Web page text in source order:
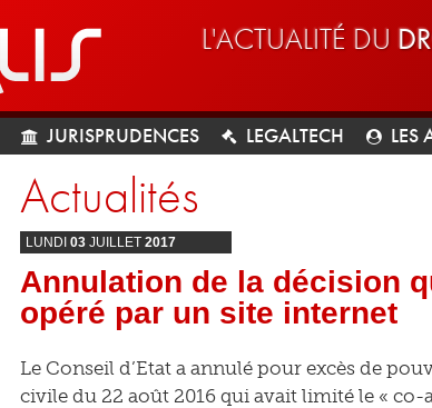
L'ACTUALITÉ DU
JURISPRUDENCES LEGALTECH LES
Actualités
LUNDI 03 JUILLET 2017
Annulation de la décision
opéré par un site internet
Le Conseil d’Etat a annulé pour excès de
civile du 22 août 2016 qui avait limité le «